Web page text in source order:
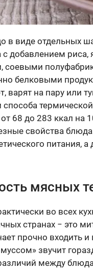
в виде отдельных
добавлением
соевыми
белковыми
варят на пару или
способа
68 до 283 ккал
свойства
питания,
мясных
во всех
странах − это
прочно входить
звучит
между